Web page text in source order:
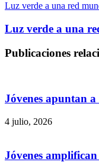
Luz verde a una red
Luz verde a una
Publicaciones
Jóvenes apuntan
4 julio, 2026
Jóvenes